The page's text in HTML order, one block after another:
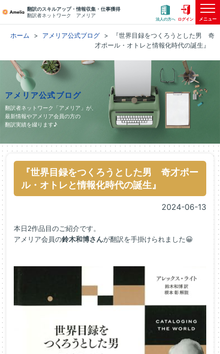
翻訳のスキルアップ・情報収集・仕事獲得
翻訳者ネットワーク アメリア
法人の方へ ログイン メニュー
ホーム アメリア公式ブログ
『世界目録をつくろうとした男 奇
才ポール・オトレと情報化時代の誕生』
アメリア公式ブログ
翻訳者ネットワーク「アメリア」が、
最新情報やアメリア会員の方の
翻訳実績を綴ります♪
『世界目録をつくろうとした男 奇才ポー
ル・オトレと情報化時代の誕生』
2024-06-13
本日2作品目のご紹介です。
アメリア会員の鈴木和博さんが翻訳を手掛けられました😀